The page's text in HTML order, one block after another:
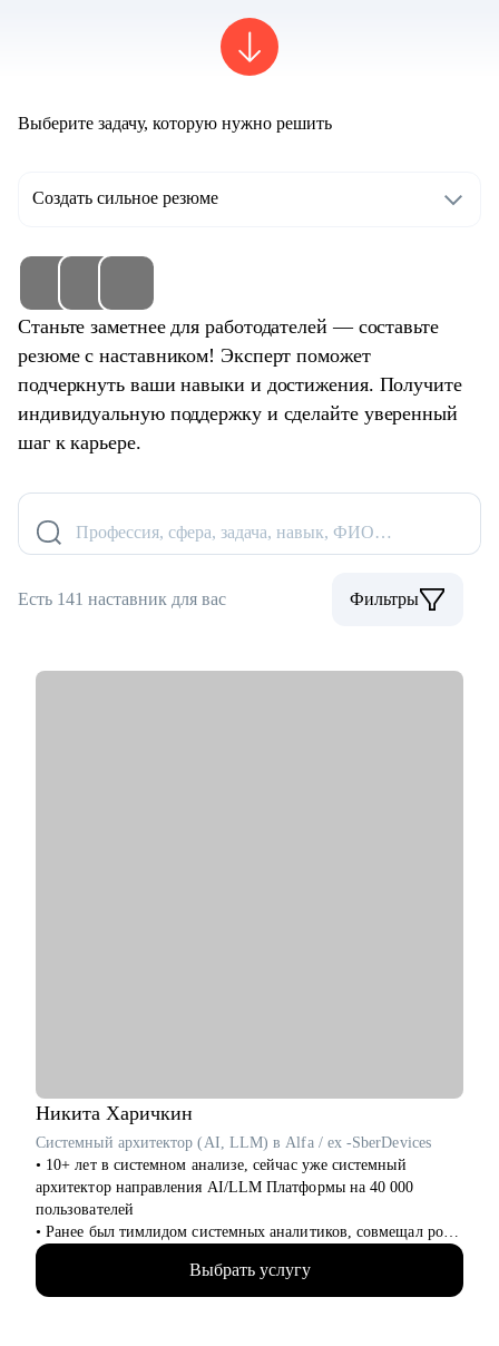
Выберите задачу, которую нужно решить
Создать сильное резюме
Станьте заметнее для работодателей — составьте
резюме с наставником! Эксперт поможет
подчеркнуть ваши навыки и достижения. Получите
индивидуальную поддержку и сделайте уверенный
шаг к карьере.
Профессия, сфера, задача, навык, ФИО…
Есть 141 наставник для вас Фильтры
Никита Харичкин
Системный архитектор (AI, LLM) в Alfa / ex -SberDevices
• 10+ лет в системном анализе, сейчас уже системный
архитектор направления AI/LLM Платформы на 40 000
пользователей
• Ранее был тимлидом системных аналитиков, совмещал роль
СА с БА, Tech Product Owner, PM и Deivery Lead
• Провёл 100+ собеседований, исправил 300+ резюме
• Запустил продукт на 330 000 пользователей
Выбрать услугу